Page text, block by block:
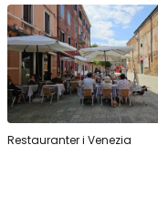
Restauranter i Venezia